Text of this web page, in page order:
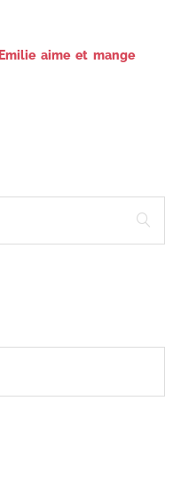
Emilie aime et mange